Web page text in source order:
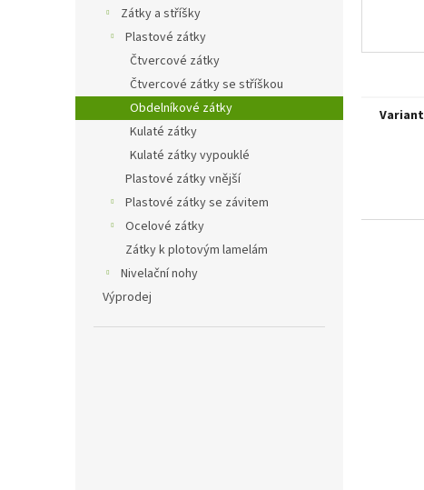
Zátky a stříšky
Plastové zátky
Čtvercové zátky
Čtvercové zátky se stříškou
Obdelníkové zátky
Kulaté zátky
Kulaté zátky vypouklé
Plastové zátky vnější
Plastové zátky se závitem
Ocelové zátky
Zátky k plotovým lamelám
Nivelační nohy
Výprodej